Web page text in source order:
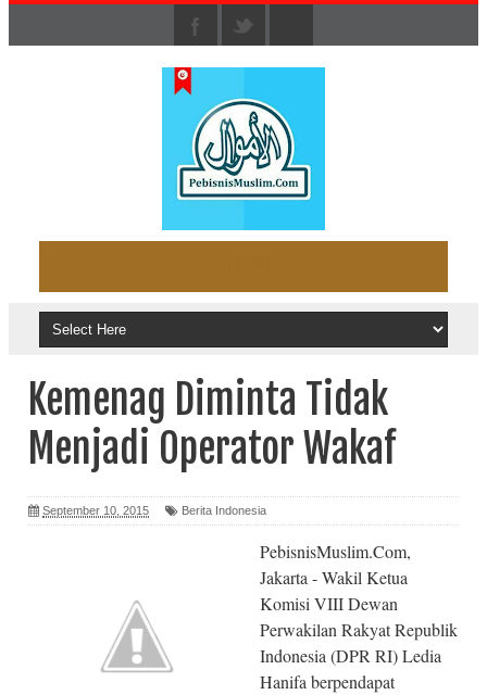
Kemenag Diminta Tidak
Menjadi Operator Wakaf
September 10, 2015 Berita Indonesia
PebisnisMuslim.Com,
Jakarta - Wakil Ketua
Komisi VIII Dewan
Perwakilan Rakyat Republik
Indonesia (DPR RI) Ledia
Hanifa berpendapat